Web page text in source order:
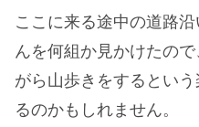
ここに来る途中の道路
んを何組か見かけたの
がら山歩きをするとい
るのかもしれません。